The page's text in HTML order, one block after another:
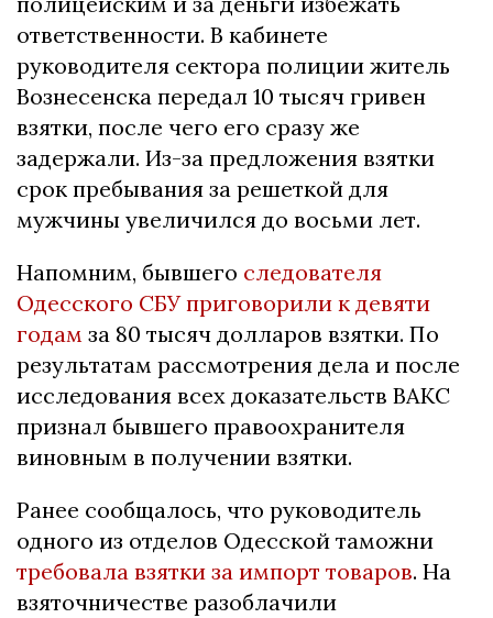
ответственности. В кабинете
руководителя сектора полиции житель
Вознесенска передал 10 тысяч гривен
взятки, после чего его сразу же
задержали. Из-за предложения взятки
срок пребывания за решеткой для
мужчины увеличился до восьми лет.
Напомним, бывшего следователя
Одесского СБУ приговорили к девяти
годам за 80 тысяч долларов взятки. По
результатам рассмотрения дела и после
исследования всех доказательств ВАКС
признал бывшего правоохранителя
виновным в получении взятки.
Ранее сообщалось, что руководитель
одного из отделов Одесской таможни
требовала взятки за импорт товаров. На
взяточничестве разоблачили